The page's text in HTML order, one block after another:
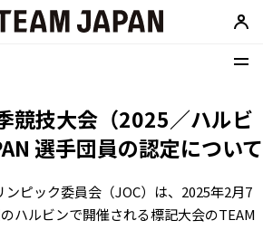
競技大会（2025／ハルビ
選手団員の認定について
ピック委員会（JOC）は、2025年2月7
ハルビンで開催される標記大会のTEAM